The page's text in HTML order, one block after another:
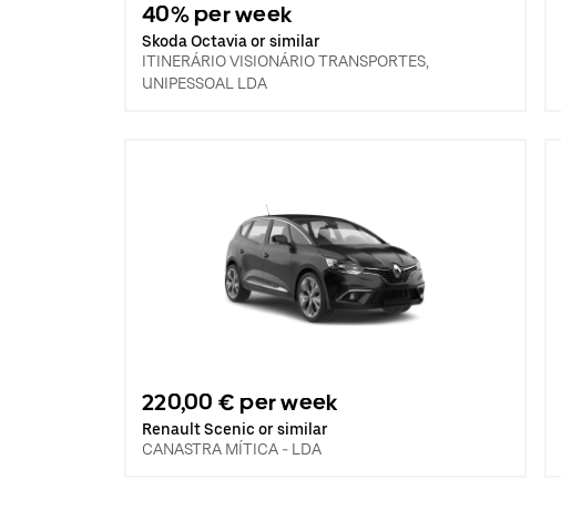
40% per week
Skoda Octavia or similar
ITINERÁRIO VISIONÁRIO TRANSPORTES,
UNIPESSOAL LDA
220,00 € per week
Renault Scenic or similar
CANASTRA MÍTICA - LDA